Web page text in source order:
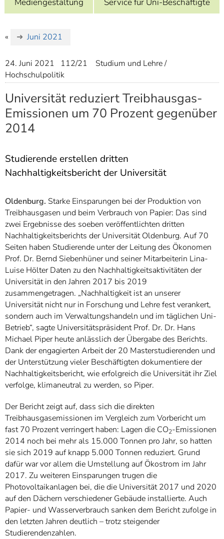
7]
Informationen zur
« Juni 2021
24. Juni 2021 112/21
Studium und Lehre /
Hochschulpolitik
Universität reduziert Treibhausgas-
Emissionen um 70 Prozent gegenüber
2014
Studierende erstellen dritten
Nachhaltigkeitsbericht der Universität
Oldenburg. Starke Einsparungen bei der Produktion von
Treibhausgasen und beim Verbrauch von Papier: Das sind
zwei Ergebnisse des soeben veröffentlichten dritten
Nachhaltigkeitsberichts der Universität Oldenburg. Auf 70
Seiten haben Studierende unter der Leitung des Ökonomen
Prof. Dr. Bernd Siebenhüner und seiner Mitarbeiterin Lina-
Luise Hölter Daten zu den Nachhaltigkeitsaktivitäten der
Universität in den Jahren 2017 bis 2019
zusammengetragen. „Nachhaltigkeit ist an unserer
Universität nicht nur in Forschung und Lehre fest verankert,
sondern auch im Verwaltungshandeln und im täglichen Uni-
Betrieb“, sagte Universitätspräsident Prof. Dr. Dr. Hans
Michael Piper heute anlässlich der Übergabe des Berichts.
Dank der engagierten Arbeit der 20 Masterstudierenden und
der Unterstützung vieler Beschäftigten dokumentiere der
Nachhaltigkeitsbericht, wie erfolgreich die Universität ihr Ziel
verfolge, klimaneutral zu werden, so Piper.
Der Bericht zeigt auf, dass sich die direkten
Treibhausgasemissionen im Vergleich zum Vorbericht um
fast 70 Prozent verringert haben: Lagen die CO2-Emissionen
2014 noch bei mehr als 15.000 Tonnen pro Jahr, so hatten
sie sich 2019 auf knapp 5.000 Tonnen reduziert. Grund
dafür war vor allem die Umstellung auf Ökostrom im Jahr
2017. Zu weiteren Einsparungen trugen die
Photovoltaikanlagen bei, die die Universität 2017 und 2020
auf den Dächern verschiedener Gebäude installierte. Auch
Papier- und Wasserverbrauch sanken dem Bericht zufolge in
den letzten Jahren deutlich – trotz steigender
Studierendenzahlen.